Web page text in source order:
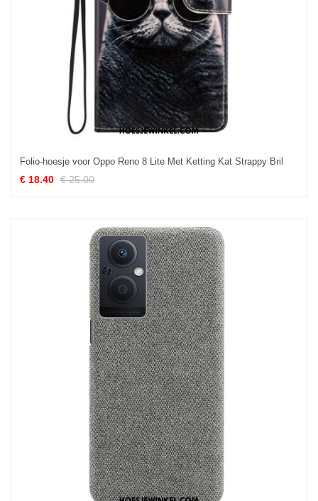
Folio-hoesje voor Oppo Reno 8 Lite Met Ketting Kat Strappy Bril
€ 18.40 € 25.00